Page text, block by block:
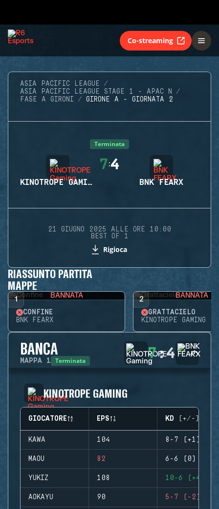
Co-streaming
ASIA PACIFIC LEAGUE
ASIA PACIFIC LEAGUE STAGE 1 - APAC N
FASE A GIRONI
GIRONE A - GIORNATA 2
Terminata
KINOTROPE GAMING
7:4
BNK FEARX
21 GIUGNO 2025 ALLE ORE 10:00
BEST OF 1
Rigioca
RIASSUNTO PARTITA
MAPPE
1 BANNATA
CONFINE
BNK FEARX
2 BANNATA
GRATTACIELO
KINOTROPE GAMING
BANCA
MAPPA 1 Terminata 7:4
KINOTROPE GAMING
GIOCATORE EPS KD (+/-)
KAWA 104 8-7 (+1)
MAOU 82 6-6 (0)
YUKIZ 108 10-6 (+4)
AOKAYU 90 5-7 (-2)